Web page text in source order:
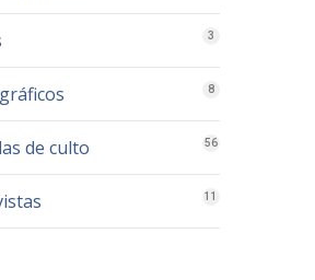
3
8
de culto 56
11